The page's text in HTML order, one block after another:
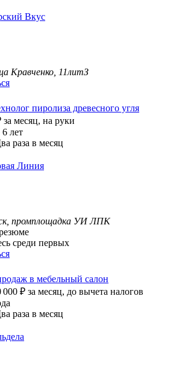
Вкус
Кравченко, 11литЗ
пиролиза древесного угля
за месяц, на руки
лет
раза в месяц
Линия
промплощадка УИ ЛПК
среди первых
в мебельный салон
000 ₽ за месяц, до вычета налогов
раза в месяц